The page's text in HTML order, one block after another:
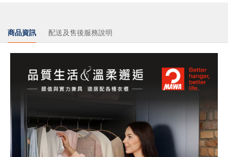
商品資訊 配送及售後服務說明